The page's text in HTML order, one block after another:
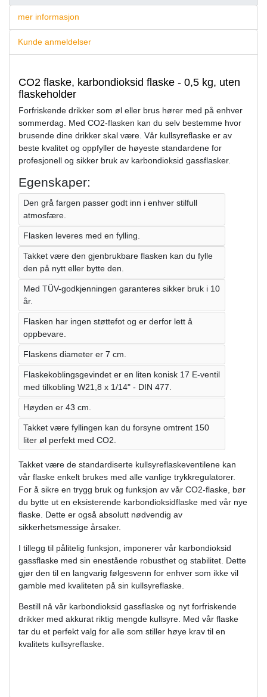
mer informasjon
Kunde anmeldelser
CO2 flaske, karbondioksid flaske - 0,5 kg, uten
flaskeholder
Forfriskende drikker som øl eller brus hører med på enhver
sommerdag. Med CO2-flasken kan du selv bestemme hvor
brusende dine drikker skal være. Vår kullsyreflaske er av
beste kvalitet og oppfyller de høyeste standardene for
profesjonell og sikker bruk av karbondioksid gassflasker.
Egenskaper:
Den grå fargen passer godt inn i enhver stilfull
atmosfære.
Flasken leveres med en fylling.
Takket være den gjenbrukbare flasken kan du fylle
den på nytt eller bytte den.
Med TÜV-godkjenningen garanteres sikker bruk i 10
år.
Flasken har ingen støttefot og er derfor lett å
oppbevare.
Flaskens diameter er 7 cm.
Flaskekoblingsgevindet er en liten konisk 17 E-ventil
med tilkobling W21,8 x 1/14" - DIN 477.
Høyden er 43 cm.
Takket være fyllingen kan du forsyne omtrent 150
liter øl perfekt med CO2.
Takket være de standardiserte kullsyreflaskeventilene kan
vår flaske enkelt brukes med alle vanlige trykkregulatorer.
For å sikre en trygg bruk og funksjon av vår CO2-flaske, bør
du bytte ut en eksisterende karbondioksidflaske med vår nye
flaske. Dette er også absolutt nødvendig av
sikkerhetsmessige årsaker.
I tillegg til pålitelig funksjon, imponerer vår karbondioksid
gassflaske med sin enestående robusthet og stabilitet. Dette
gjør den til en langvarig følgesvenn for enhver som ikke vil
gamble med kvaliteten på sin kullsyreflaske.
Bestill nå vår karbondioksid gassflaske og nyt forfriskende
drikker med akkurat riktig mengde kullsyre. Med vår flaske
tar du et perfekt valg for alle som stiller høye krav til en
kvalitets kullsyreflaske.